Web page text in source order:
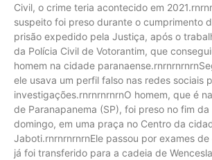
Civil, o crime teria acontecido em
suspeito foi preso durante o cumprimento
prisão expedido pela Justiça, após o
da Polícia Civil de Votorantim, que
homem na cidade
ele usava um perfil falso nas redes sociais
investigações.rnrnrnrnrnO homem, que é
de Paranapanema (SP), foi preso no fim
domingo, em uma praça no Centro da
Jaboti.rnrnrnrnrnEle passou por exames
já foi transferido para a cadeia de